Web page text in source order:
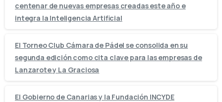
centenar de nuevas empresas creadas este año e
integra la Inteligencia Artificial
El Torneo Club Cámara de Pádel se consolida en su
segunda edición como cita clave para las empresas de
Lanzarote y La Graciosa
El Gobierno de Canarias y la Fundación INCYDE